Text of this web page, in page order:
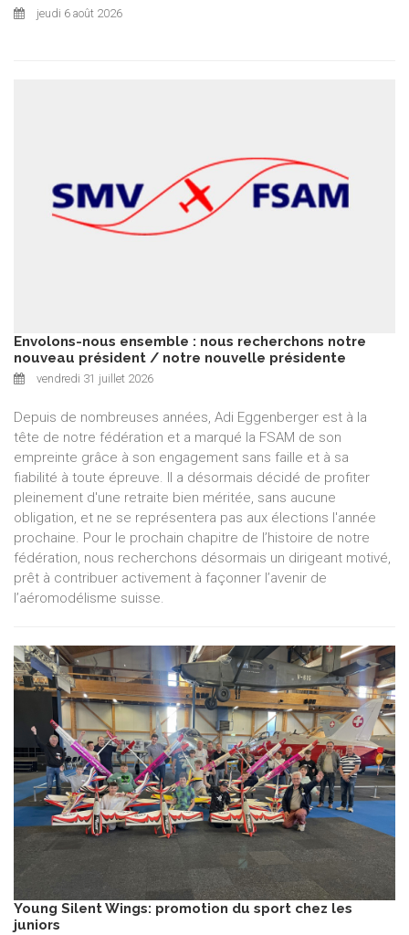
jeudi 6 août 2026
Envolons-nous ensemble : nous recherchons notre
nouveau président / notre nouvelle présidente
vendredi 31 juillet 2026
Depuis de nombreuses années, Adi Eggenberger est à la
tête de notre fédération et a marqué la FSAM de son
empreinte grâce à son engagement sans faille et à sa
fiabilité à toute épreuve. Il a désormais décidé de profiter
pleinement d'une retraite bien méritée, sans aucune
obligation, et ne se représentera pas aux élections l'année
prochaine. Pour le prochain chapitre de l’histoire de notre
fédération, nous recherchons désormais un dirigeant motivé,
prêt à contribuer activement à façonner l’avenir de
l’aéromodélisme suisse.
Young Silent Wings: promotion du sport chez les
juniors